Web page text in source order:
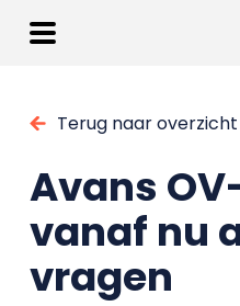
Terug naar overzicht
Avans
vanaf nu
vragen